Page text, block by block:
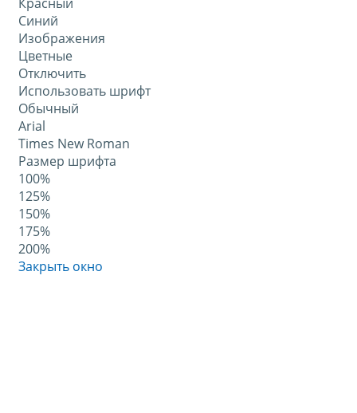
Синий
Изображения
Цветные
Отключить
Использовать шрифт
Обычный
Arial
Times New Roman
Размер шрифта
100%
125%
150%
175%
200%
Закрыть окно